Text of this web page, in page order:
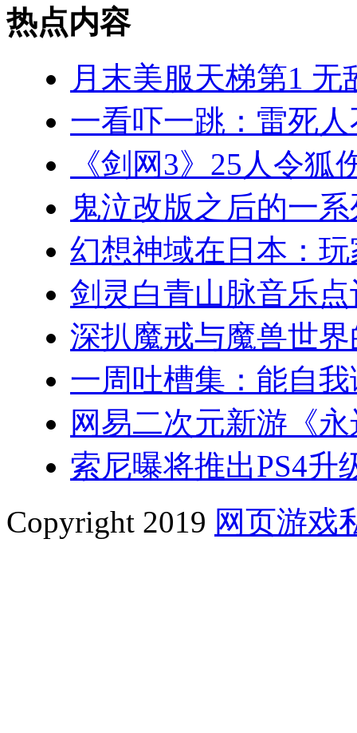
热点内容
月末美服天梯第1 无
一看吓一跳：雷死
《剑网3》25人令狐
鬼泣改版之后的一
幻想神域在日本：
剑灵白青山脉音乐
深扒魔戒与魔兽世
一周吐槽集：能自
网易二次元新游《
索尼曝将推出PS4升
Copyright 2019 网页游戏